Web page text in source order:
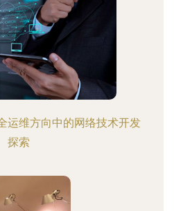
运维方向中的网络技术开发
探索